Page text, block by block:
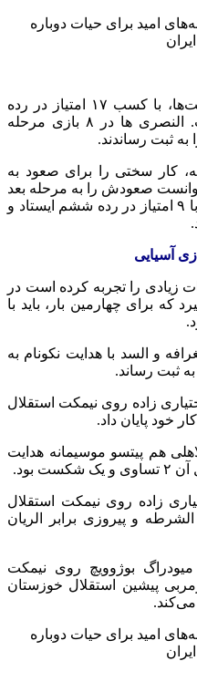
تیم النصر در دور گروهی این رقابت‌ها، با کسب ۱۷ امتیاز در رده
سوم جدول رده بندی قرار گرفت. النصری ها در ۸ بازی مرحله
کار سختی را برای صعود به
صعودش را به مرحله بعد
قطعی کند. استقلال در این مرحله با ۹ امتیاز در رده ششم ایستاد و
آسیایی
زیادی را تجربه کرده است در
که برای چهارمین بار، باید با
و السد با هدایت نکونام به
ثبت رساند.
زاده روی نیمکت استقلال
خود پایان داد.
هم پیتسو موسیمانه هدایت
بود.
زاده روی نیمکت استقلال
و پیروزی برابر الریان
بوژوویچ روی نیمکت
پیشین استقلال خوزستان